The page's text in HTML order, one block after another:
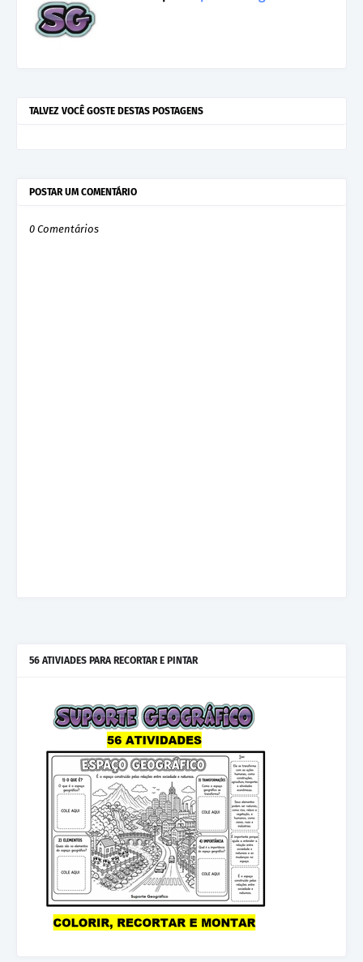
TALVEZ VOCÊ GOSTE DESTAS POSTAGENS
POSTAR UM COMENTÁRIO
0 Comentários
56 ATIVIADES PARA RECORTAR E PINTAR